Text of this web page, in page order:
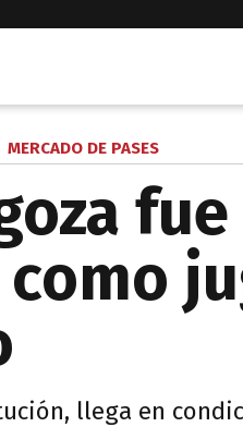
MERCADO DE PASES
fue
llega en